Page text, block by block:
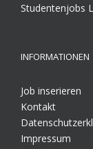
Studentenjobs
INFORMATIONEN
Job inserieren
Kontakt
Impressum